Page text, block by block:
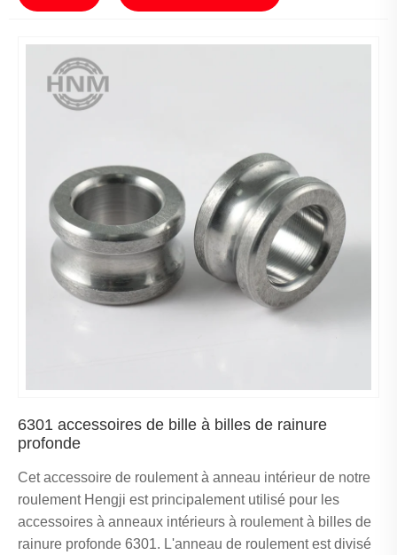
6301 accessoires de bille à billes de rainure
profonde
Cet accessoire de roulement à anneau intérieur de notre
roulement Hengji est principalement utilisé pour les
accessoires à anneaux intérieurs à roulement à billes de
rainure profonde 6301. L'anneau de roulement est divisé